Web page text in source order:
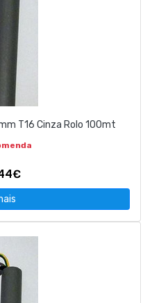
T16 Cinza Rolo 100mt